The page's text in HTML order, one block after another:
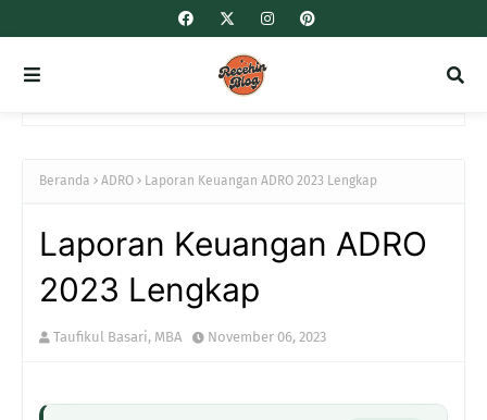
Beranda ADRO Laporan Keuangan ADRO 2023 Lengkap
Laporan Keuangan ADRO
2023 Lengkap
Taufikul Basari, MBA November 06, 2023